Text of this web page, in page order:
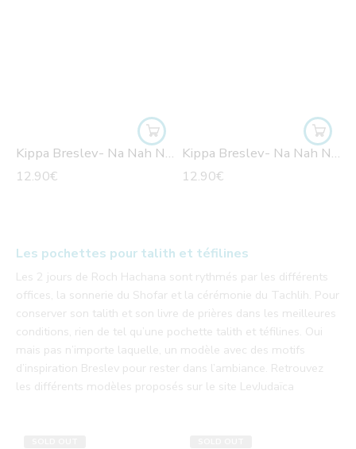
Kippa Breslev- Na Nah Nahma Nahman Meouman- blanche
12.90€
Kippa Breslev- Na Nah Nahma Nahman Meouman- noire
12.90€
Les pochettes pour talith et téfilines
Les 2 jours de Roch Hachana sont rythmés par les différents
offices, la sonnerie du Shofar et la cérémonie du Tachlih. Pour
conserver son talith et son livre de prières dans les meilleures
conditions, rien de tel qu’une pochette talith et téfilines. Oui
mais pas n’importe laquelle, un modèle avec des motifs
d’inspiration Breslev pour rester dans l’ambiance. Retrouvez
les différents modèles proposés sur le site LevJudaïca